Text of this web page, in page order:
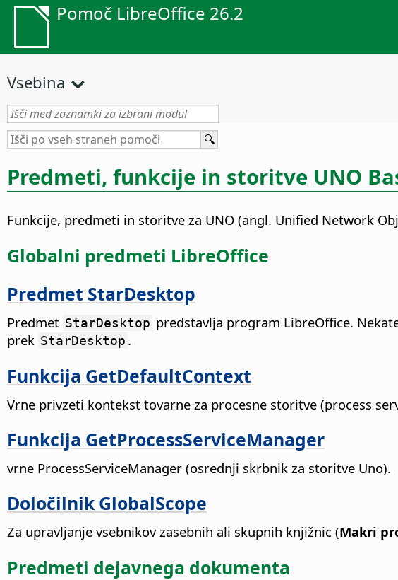
Pomoč LibreOffice 26.2
Vsebina
Predmeti, funkcije in storitve UNO
Funkcije, predmeti in storitve za UNO (angl. Unified Network
Globalni predmeti LibreOffice
Predmet StarDesktop
Predmet StarDesktop predstavlja program LibreOffice.
prek StarDesktop .
Funkcija GetDefaultContext
Vrne privzeti kontekst tovarne za procesne storitve (process
Funkcija GetProcessServiceManager
vrne ProcessServiceManager (osrednji skrbnik za storitve Uno).
Določilnik GlobalScope
Za upravljanje vsebnikov zasebnih ali skupnih knjižnic (Makri
Predmeti dejavnega dokumenta